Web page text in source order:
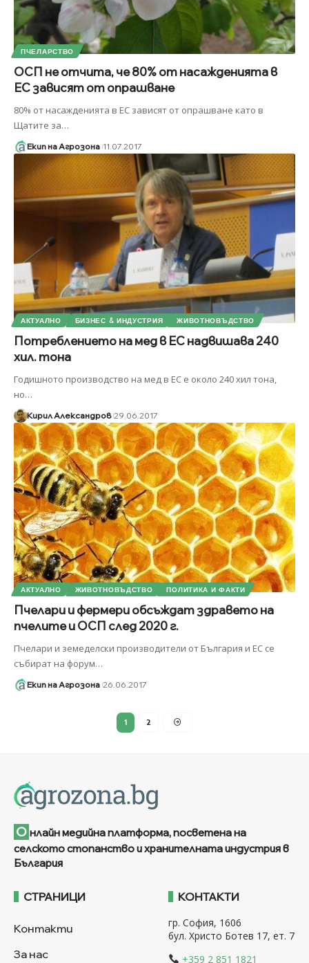
ПЧЕЛАРСТВО
ОСП не отчита, че 80% от насажденията в
ЕС зависят от опрашване
80% от насажденията в ЕС зависят от опрашване като в
Щатите за…
Екип на Агрозона 11.07.2017
АКТУАЛНО БИЗНЕС & ИНДУСТРИЯ ЖИВОТНОВЪДСТВО
Потреблението на мед в ЕС надвишава 240
хил. тона
Годишното производство на мед в ЕС е около 240 хил тона,
но…
Кирил Александров 29.06.2017
АКТУАЛНО ЖИВОТНОВЪДСТВО ПОЛИТИКА И ФАКТИ
Пчелари и фермери обсъждат здравето на
пчелите и ОСП след 2020 г.
Пчелари и земеделски производители от България и ЕС се
събират на форум…
Екип на Агрозона 26.06.2017
1 2
О нлайн медийна платформа, посветена на
селското стопанство и хранителната индустрия в
България
СТРАНИЦИ
Контакти
За нас
КОНТАКТИ
гр. София, 1606
бул. Христо Ботев 17, ет. 7
+359 2 851 1821